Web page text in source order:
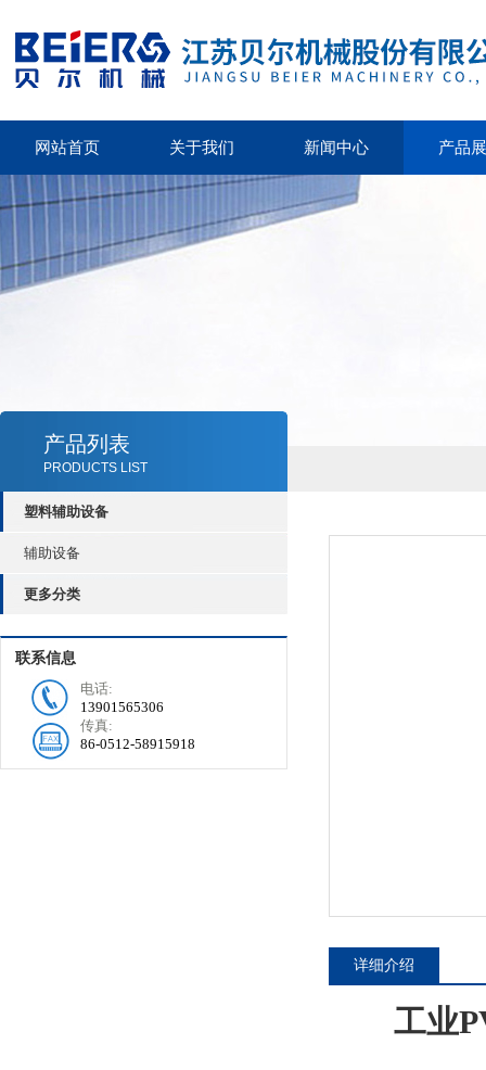
网站首页 关于我们 新闻中心 产品
产品列表
PRODUCTS LIST
塑料辅助设备
辅助设备
更多分类
联系信息
电话:
13901565306
传真:
86-0512-58915918
详细介绍
工业